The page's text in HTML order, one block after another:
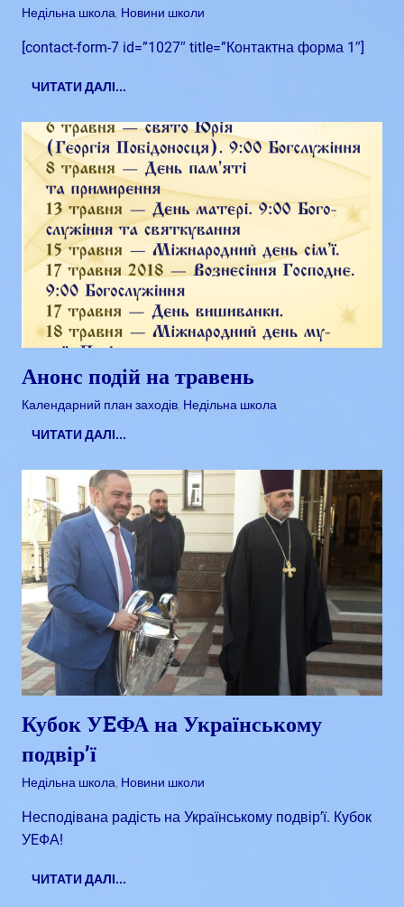
Квітень 26, 2018
admin
Недільна школа, Новини школи
[contact-form-7 id=”1027″ title=”Контактна форма 1″]
ЧИТАТИ ДАЛІ...
Анонс подій на травень
Квітень 25, 2018
admin
Календарний план заходів, Недільна школа
ЧИТАТИ ДАЛІ...
Кубок УEФА на Українському
подвір’ї
Квітень 23, 2018
admin
Недільна школа, Новини школи
Несподівана радість на Українському подвір’ї. Кубок
УEФА!
ЧИТАТИ ДАЛІ...